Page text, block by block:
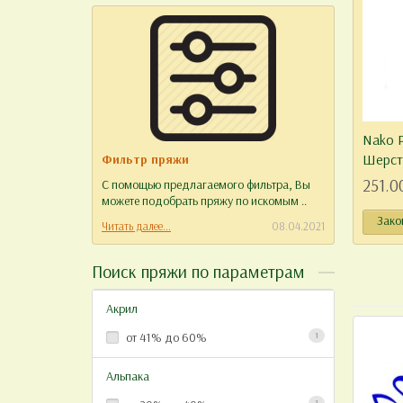
Фильтр пряжи
С помощью предлагаемого фильтра, Вы
можете подобрать пряжу по искомым ..
Читать далее... 08.04.2021 Читать
Поиск пряжи по параметрам
Акрил
от 41% до 60%
1
Альпака
Nako